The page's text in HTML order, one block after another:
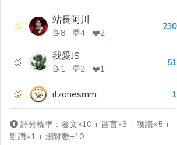
🥇 站長阿川
📝8 💬4 ❤️2
230
🥈 我愛JS
📝1 💬2 ❤️1
51
🥉 itzonesmm 1
評分標準：發文×10 + 留言×3 + 獲讚×5 +
點讚×1 + 瀏覽數÷10